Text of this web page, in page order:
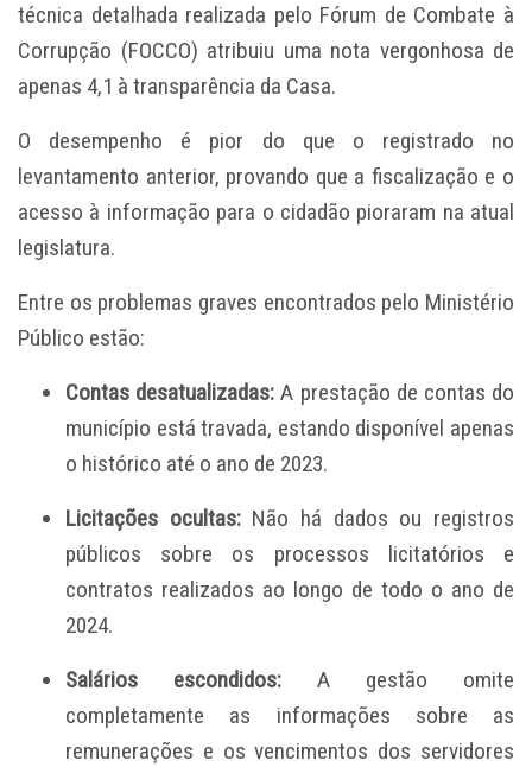
técnica detalhada realizada pelo Fórum de Combate à
Corrupção (FOCCO) atribuiu uma nota vergonhosa de
apenas 4,1 à transparência da Casa.
O desempenho é pior do que o registrado no
levantamento anterior, provando que a fiscalização e o
acesso à informação para o cidadão pioraram na atual
legislatura.
Entre os problemas graves encontrados pelo Ministério
Público estão:
Contas desatualizadas: A prestação de contas do
município está travada, estando disponível apenas
o histórico até o ano de 2023.
Licitações ocultas:Não há dados ou registros
públicos sobre os processos licitatórios e
contratos realizados ao longo de todo o ano de
2024.
Salários escondidos: A gestão omite
completamente as informações sobre as
remunerações e os vencimentos dos servidores